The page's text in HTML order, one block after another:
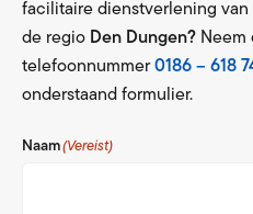
facilitaire dienstverlening
de regio Den Dungen? Neem
telefoonnummer0186 – 618
onderstaand formulier.
Naam(Vereist)